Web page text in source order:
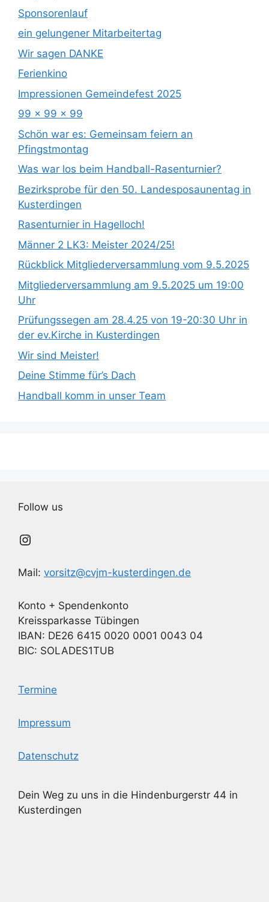
Sponsorenlauf
ein gelungener Mitarbeitertag
Wir sagen DANKE
Ferienkino
Impressionen Gemeindefest 2025
99 x 99 x 99
Schön war es: Gemeinsam feiern an
Pfingstmontag
Was war los beim Handball-Rasenturnier?
Bezirksprobe für den 50. Landesposaunentag in
Kusterdingen
Rasenturnier in Hagelloch!
Männer 2 LK3: Meister 2024/25!
Rückblick Mitgliederversammlung vom 9.5.2025
Mitgliederversammlung am 9.5.2025 um 19:00
Uhr
Prüfungssegen am 28.4.25 von 19-20:30 Uhr in
der ev.Kirche in Kusterdingen
Wir sind Meister!
Deine Stimme für’s Dach
Handball komm in unser Team
Follow us
Instagram
Mail: vorsitz@cvjm-kusterdingen.de
Konto + Spendenkonto
Kreissparkasse Tübingen
IBAN: DE26 6415 0020 0001 0043 04
BIC: SOLADES1TUB
Termine
Impressum
Datenschutz
Dein Weg zu uns in die Hindenburgerstr 44 in
Kusterdingen